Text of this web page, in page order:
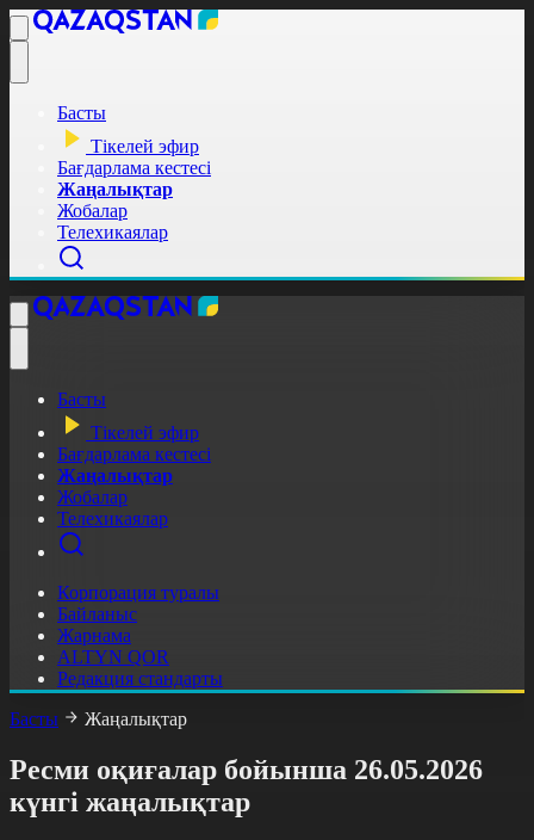
Басты
Тікелей эфир
Бағдарлама кестесі
Жаңалықтар
Жобалар
Телехикаялар
Басты
Тікелей эфир
Бағдарлама кестесі
Жаңалықтар
Жобалар
Телехикаялар
Корпорация туралы
Байланыс
Жарнама
ALTYN QOR
Редакция стандарты
Басты
Жаңалықтар
Ресми оқиғалар бойынша 26.05.2026
күнгі жаңалықтар